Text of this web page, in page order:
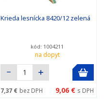
Krieda lesnícka 8420/12 zelená
kód: 1004211
na dopyt
7,37 € bez DPH 9,06 € s DPH